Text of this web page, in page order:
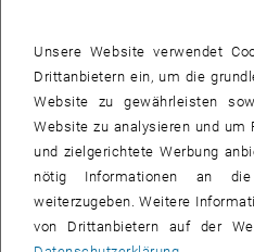
Veranstaltungstyp:
KONFERENZ
Veranstaltungsort:TU Wien, 1040 Wien
28 Juli
16:00-
Unsere Website verwendet
Drittanbietern ein, um die
Website zu gewährleisten
Website zu analysieren und um
und zielgerichtete Werbung
nötig Informationen an die
weiterzugeben. Weitere
von Drittanbietern auf der